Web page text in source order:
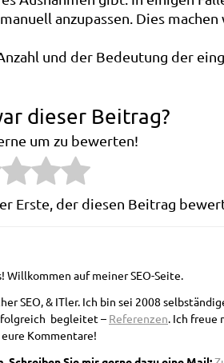
anzupassen. Dies
und der Bedeutung der
dieser Beitrag?
um zu bewerten!
Erste, der diesen Beitrag
Willkommen auf meiner SEO-Seite.
SEO, & ITler. Ich bin sei 2008
begleitet – Referenzen. Ich freue
Kommentare!